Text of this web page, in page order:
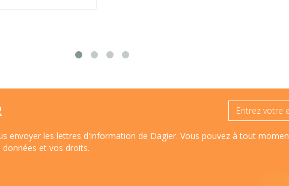
envoyer les lettres d'information de Dagier. Vous pouvez à tout
données et vos droits.